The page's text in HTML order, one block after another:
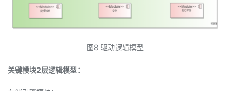
图8 驱动逻辑模型
关键模块2层逻辑模型：